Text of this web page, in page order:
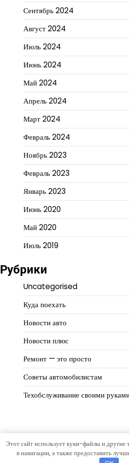
Сентябрь 2024
Август 2024
Июль 2024
Июнь 2024
Май 2024
Апрель 2024
Март 2024
Февраль 2024
Ноябрь 2023
Февраль 2023
Январь 2023
Июнь 2020
Май 2020
Июль 2019
Рубрики
Uncategorised
Куда поехать
Новости авто
Новости плюс
Ремонт — это просто
Советы автомобилистам
Техобслуживание своими
Copyright © 2026АвтомирТема
Этот сайт использует куки-файлы и
в навигации, а также предоставить